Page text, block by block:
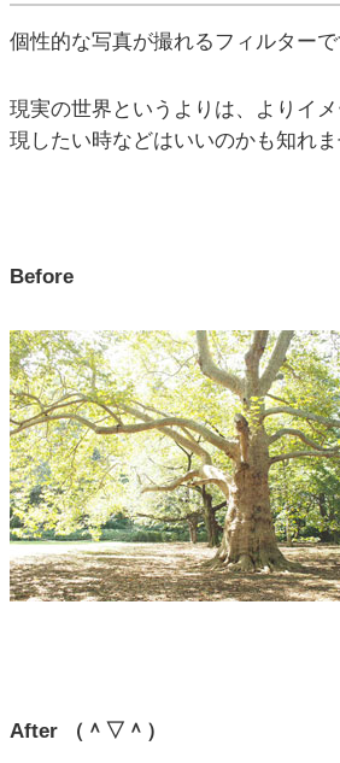
個性的な写真が撮れるフィルターで
現実の世界というよりは、よりイ
現したい時などはいいのかも知れま
Before
After （＾▽＾）